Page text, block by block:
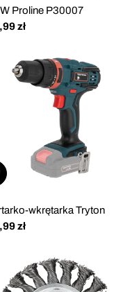
Proline P30007
zł
do koszyka
wkrętarka Tryton
zł